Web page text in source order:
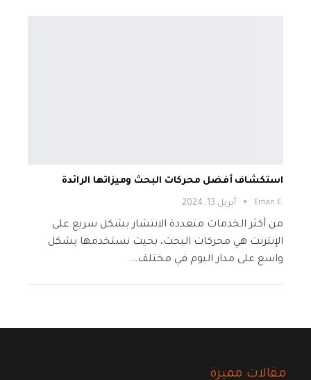
استكشاف أفضل محركات البحث وميزاتها الرائدة
.Eman E أبريل 13, 2024
من أكثر الخدمات متعددة الانتشار بشكل سريع على
الإنترنت هي محركات البحث، بحيث نستخدمها بشكل
واسع على مدار اليوم في مختلف…
مقالات مميزة